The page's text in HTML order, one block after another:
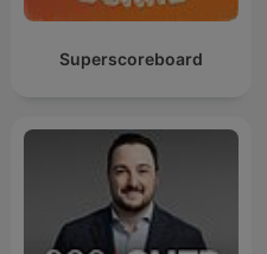
Superscoreboard